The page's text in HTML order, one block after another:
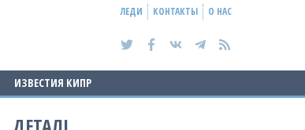
ЛЕДИ КОНТАКТЫ О НАС
ИЗВЕСТИЯ КИПР